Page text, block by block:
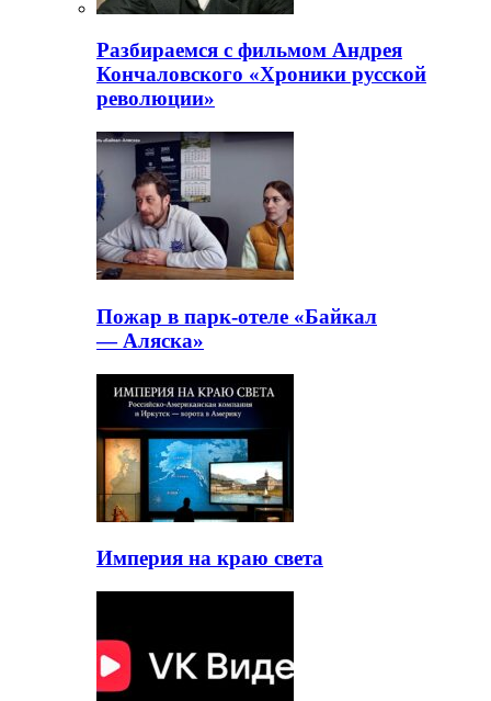
Разбираемся с фильмом Андрея
Кончаловского «Хроники русской
революции»
Пожар в парк-отеле «Байкал
— Аляска»
Империя на краю света